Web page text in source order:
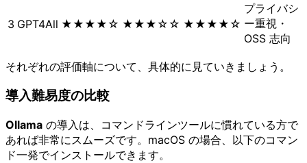
3 GPT4All ★★★★☆ ★★★☆☆ ★★★★☆
プライバシ
ー重視・
OSS 志向
それぞれの評価軸について、具体的に見ていきましょう。
導入難易度の比較
Ollama の導入は、コマンドラインツールに慣れている方で
あれば非常にスムーズです。macOS の場合、以下のコマン
ド一発でインストールできます。